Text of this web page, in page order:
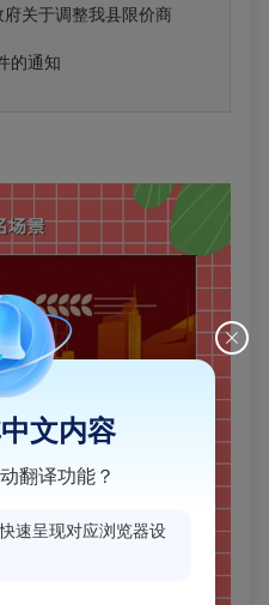
府关于调整我县限价商
的通知
文内容
翻译功能？
速呈现对应浏览器设